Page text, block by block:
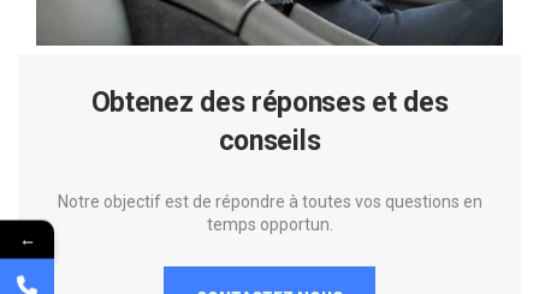
Obtenez des réponses et des
conseils
Notre objectif est de répondre à toutes vos questions en
temps opportun.
←